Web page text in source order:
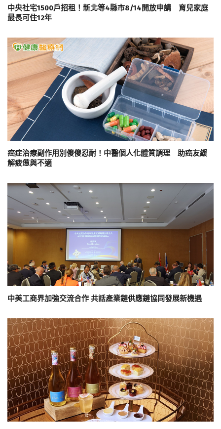
中央社宅1500戶招租！新北等4縣市8/14開放申請 育兒家庭
最長可住12年
癌症治療副作用別傻傻忍耐！中醫個人化體質調理 助癌友緩
解疲憊與不適
中美工商界加強交流合作 共話產業鏈供應鏈協同發展新機遇